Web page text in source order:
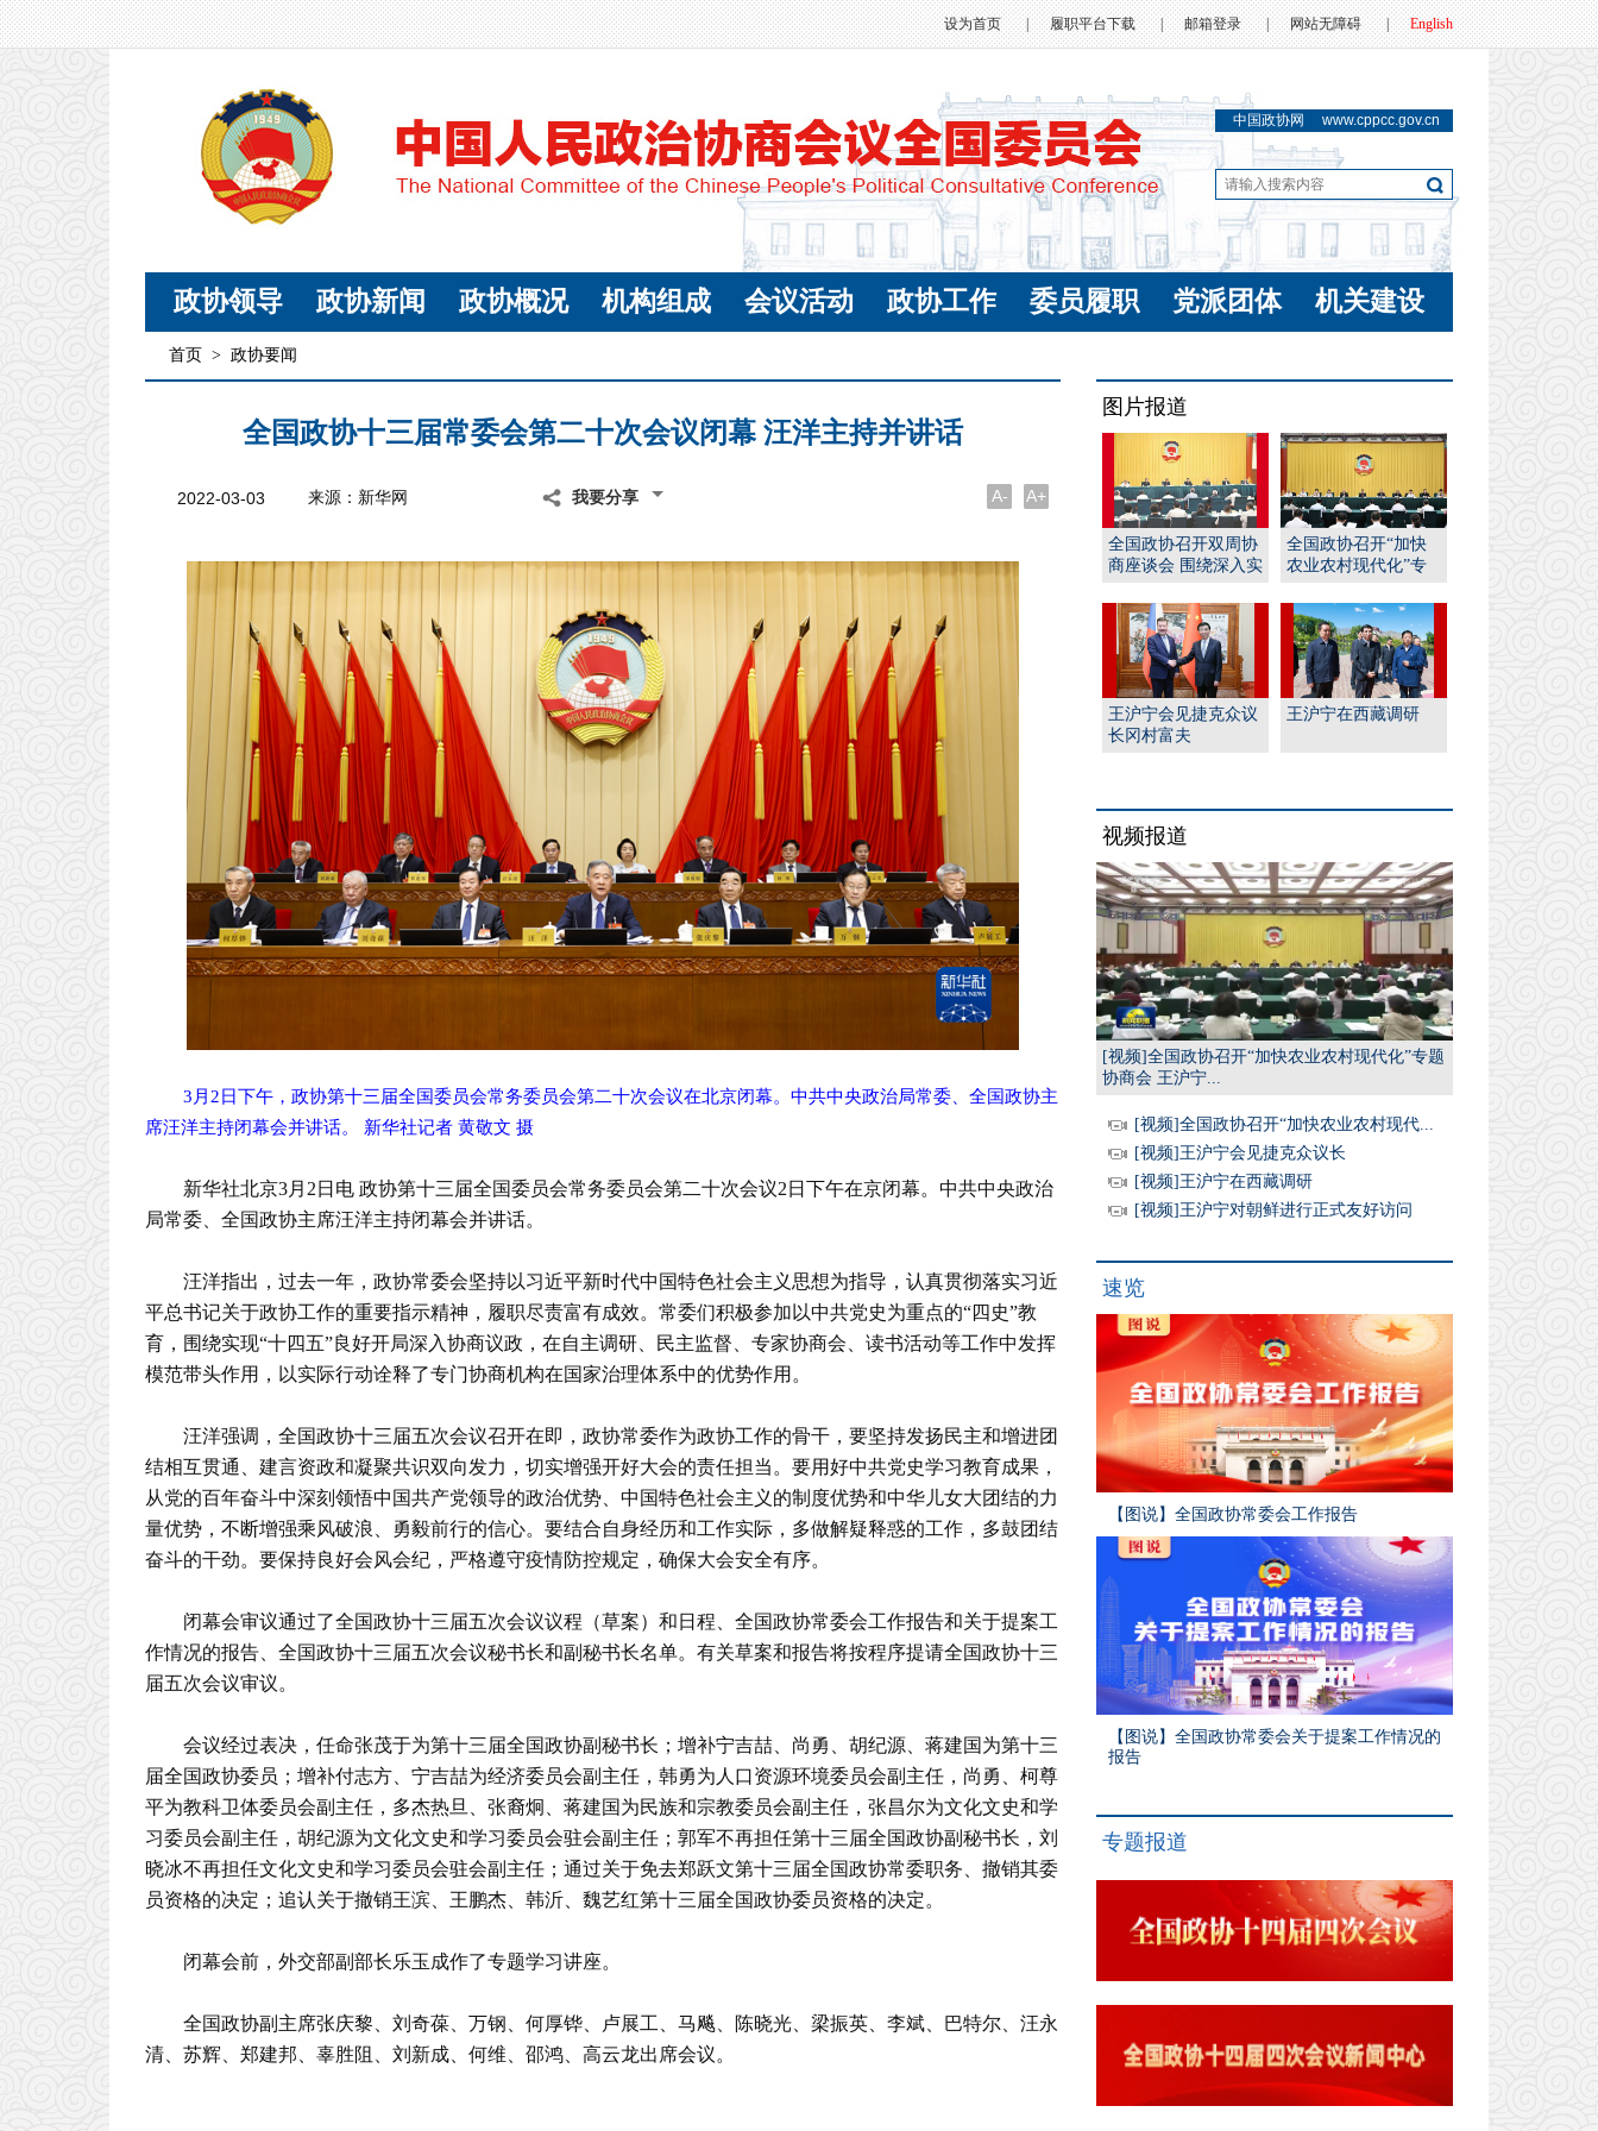
设为首页 履职平台下载 | 邮箱登录 网站无障碍 | English
中国政协网 www.cppcc.gov.cn
政协领导 政协新闻 政协概况 机构组成 会议活动 政协工作 委员履职 党派团体 机关建设
首页 > 政协要闻
全国政协十三届常委会第二十次会议闭幕 汪洋主持并讲话
2022-03-03 来源：新华网 我要分享 A- A+
3月2日下午，政协第十三届全国委员会常务委员会第二十次会议在北京闭幕。中共中央政治局常委、全国政协主
席汪洋主持闭幕会并讲话。 新华社记者 黄敬文 摄
新华社北京3月2日电 政协第十三届全国委员会常务委员会第二十次会议2日下午在京闭幕。中共中央政治
局常委、全国政协主席汪洋主持闭幕会并讲话。
汪洋指出，过去一年，政协常委会坚持以习近平新时代中国特色社会主义思想为指导，认真贯彻落实习近
平总书记关于政协工作的重要指示精神，履职尽责富有成效。常委们积极参加以中共党史为重点的“四史”教
育，围绕实现“十四五”良好开局深入协商议政，在自主调研、民主监督、专家协商会、读书活动等工作中发挥
模范带头作用，以实际行动诠释了专门协商机构在国家治理体系中的优势作用。
汪洋强调，全国政协十三届五次会议召开在即，政协常委作为政协工作的骨干，要坚持发扬民主和增进团
结相互贯通、建言资政和凝聚共识双向发力，切实增强开好大会的责任担当。要用好中共党史学习教育成果，
从党的百年奋斗中深刻领悟中国共产党领导的政治优势、中国特色社会主义的制度优势和中华儿女大团结的力
量优势，不断增强乘风破浪、勇毅前行的信心。要结合自身经历和工作实际，多做解疑释惑的工作，多鼓团结
奋斗的干劲。要保持良好会风会纪，严格遵守疫情防控规定，确保大会安全有序。
闭幕会审议通过了全国政协十三届五次会议议程（草案）和日程、全国政协常委会工作报告和关于提案工
作情况的报告、全国政协十三届五次会议秘书长和副秘书长名单。有关草案和报告将按程序提请全国政协十三
届五次会议审议。
会议经过表决，任命张茂于为第十三届全国政协副秘书长；增补宁吉喆、尚勇、胡纪源、蒋建国为第十三
届全国政协委员；增补付志方、宁吉喆为经济委员会副主任，韩勇为人口资源环境委员会副主任，尚勇、柯尊
平为教科卫体委员会副主任，多杰热旦、张裔炯、蒋建国为民族和宗教委员会副主任，张昌尔为文化文史和学
习委员会副主任，胡纪源为文化文史和学习委员会驻会副主任；郭军不再担任第十三届全国政协副秘书长，刘
晓冰不再担任文化文史和学习委员会驻会副主任；通过关于免去郑跃文第十三届全国政协常委职务、撤销其委
员资格的决定；追认关于撤销王滨、王鹏杰、韩沂、魏艺红第十三届全国政协委员资格的决定。
闭幕会前，外交部副部长乐玉成作了专题学习讲座。
全国政协副主席张庆黎、刘奇葆、万钢、何厚铧、卢展工、马飚、陈晓光、梁振英、李斌、巴特尔、汪永
清、苏辉、郑建邦、辜胜阻、刘新成、何维、邵鸿、高云龙出席会议。
图片报道
全国政协召开双周协
商座谈会 围绕深入实
动...
全国政协召开“加快
农业农村现代化”专
并...
王沪宁会见捷克众议
长冈村富夫
王沪宁在西藏调研
视频报道
[视频]全国政协召开“加快农业农村现代化”专题
协商会 王沪宁...
[视频]全国政协召开“加快农业农村现代...
[视频]王沪宁会见捷克众议长
[视频]王沪宁在西藏调研
[视频]王沪宁对朝鲜进行正式友好访问
速览
【图说】全国政协常委会工作报告
【图说】全国政协常委会关于提案工作情况的
报告
专题报道